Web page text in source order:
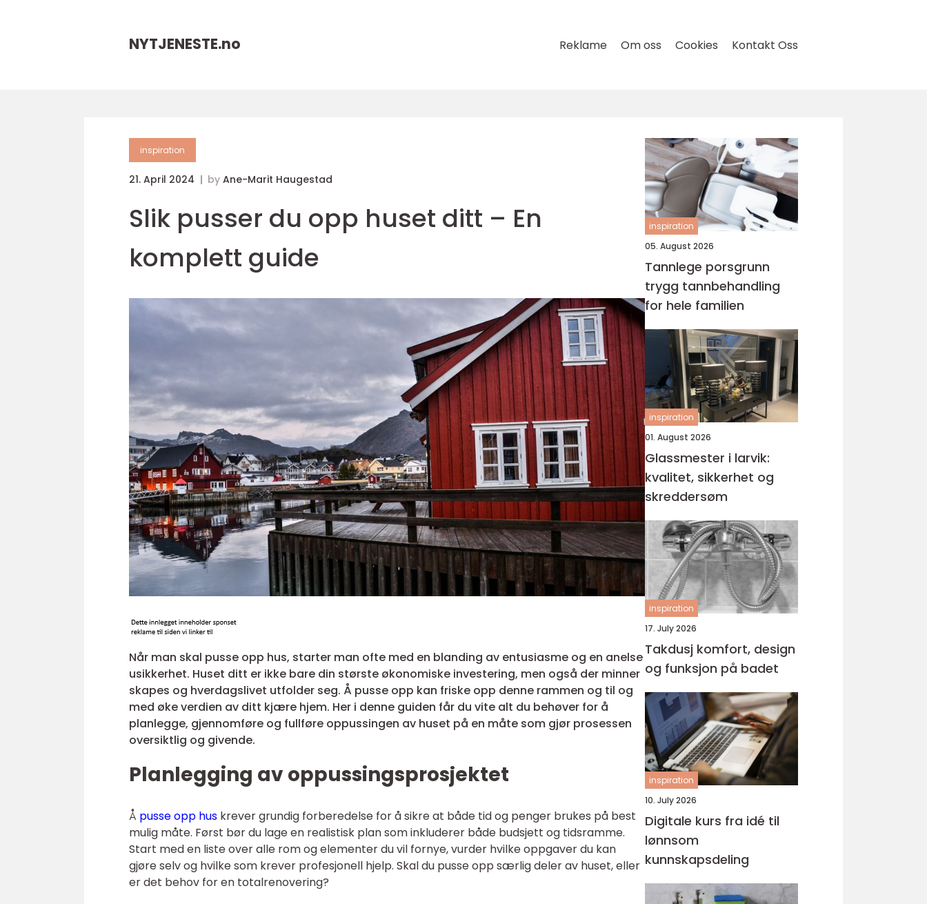
NYTJENESTE.no Reklame Om oss Cookies Kontakt Oss
inspiration
21. April 2024 by Ane-Marit Haugestad
Slik pusser du opp huset ditt – En
komplett guide
Når man skal pusse opp hus, starter man ofte med en blanding av entusiasme og en anelse
usikkerhet. Huset ditt er ikke bare din største økonomiske investering, men også der minner
skapes og hverdagslivet utfolder seg. Å pusse opp kan friske opp denne rammen og til og
med øke verdien av ditt kjære hjem. Her i denne guiden får du vite alt du behøver for å
planlegge, gjennomføre og fullføre oppussingen av huset på en måte som gjør prosessen
oversiktlig og givende.
Planlegging av oppussingsprosjektet
Å pusse opp hus krever grundig forberedelse for å sikre at både tid og penger brukes på best
mulig måte. Først bør du lage en realistisk plan som inkluderer både budsjett og tidsramme.
Start med en liste over alle rom og elementer du vil fornye, vurder hvilke oppgaver du kan
gjøre selv og hvilke som krever profesjonell hjelp. Skal du pusse opp særlig deler av huset, eller
er det behov for en totalrenovering?
inspiration
05. August 2026
Tannlege porsgrunn
trygg tannbehandling
for hele familien
inspiration
01. August 2026
Glassmester i larvik:
kvalitet, sikkerhet og
skreddersøm
inspiration
17. July 2026
Takdusj komfort, design
og funksjon på badet
inspiration
10. July 2026
Digitale kurs fra idé til
lønnsom
kunnskapsdeling